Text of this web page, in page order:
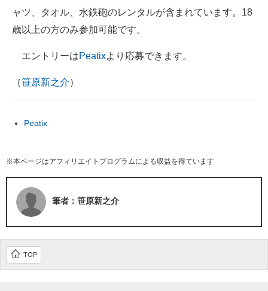
ャツ、タオル、水鉄砲のレンタルが含まれています。18
歳以上の方のみ参加可能です。
エントリーはPeatixより応募できます。
（笹原新之介）
Peatix
※本ページはアフィリエイトプログラムによる収益を得ています
筆者：笹原新之介
TOP